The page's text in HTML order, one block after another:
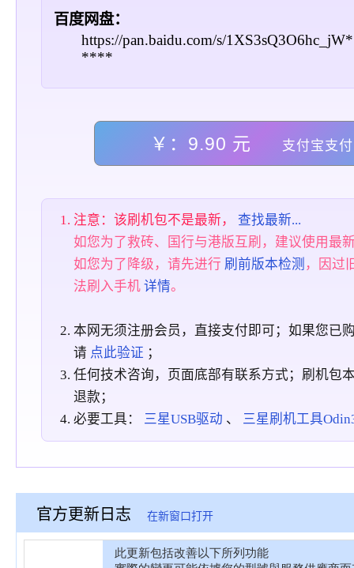
百度网盘：
https://pan.baidu.com/s/
****
￥：9.90 元 支付宝支付
注意：该刷机包不是最新， 查找最新...
如您为了救砖、国行与港版互刷，建议使用最
如您为了降级，请先进行 刷前版本检测 ，因过
法刷入手机详情。
本网无须注册会员，直接支付即可；如果您已
请 点此验证 ；
任何技术咨询，页面底部有联系方式；刷机包
退款；
必要工具： 三星USB驱动 、 三星刷机工具
官方更新日志 在新窗口打开